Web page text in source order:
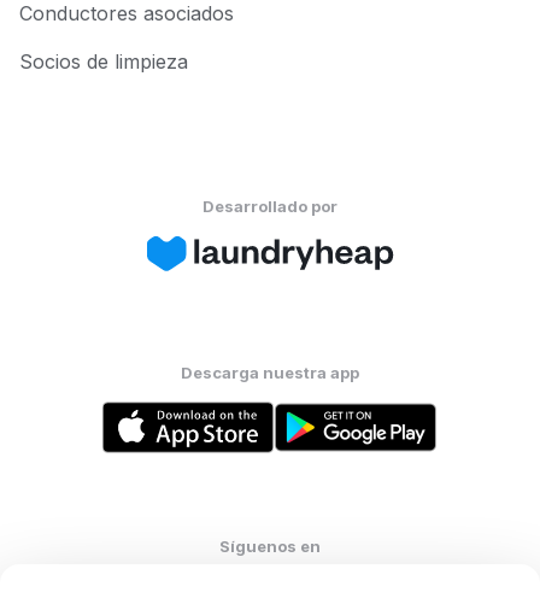
Conductores asociados
Socios de limpieza
Desarrollado por
Descarga nuestra app
Síguenos en